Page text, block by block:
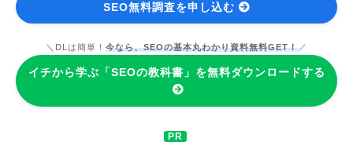
SEO無料調査を申し込む
＼DLは簡単！ 今なら、SEOの基本丸わかり資料無料GET！ ／
イチから学ぶ「SEOの教科書」を無料ダウンロードする